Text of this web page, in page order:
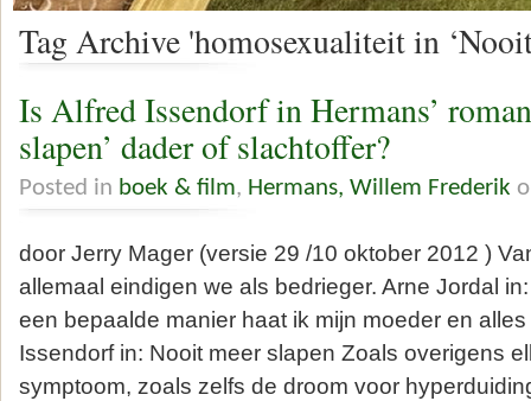
Tag Archive 'homosexualiteit in
Is Alfred Issendorf in Hermans’
slapen’ dader of slachtoffer?
Posted in boek & film, Hermans, Willem Frederik
door Jerry Mager (versie 29 /10 oktober 2012 )
allemaal eindigen we als bedrieger. Arne Jordal
een bepaalde manier haat ik mijn moeder en
Issendorf in: Nooit meer slapen Zoals overigens
symptoom, zoals zelfs de droom voor